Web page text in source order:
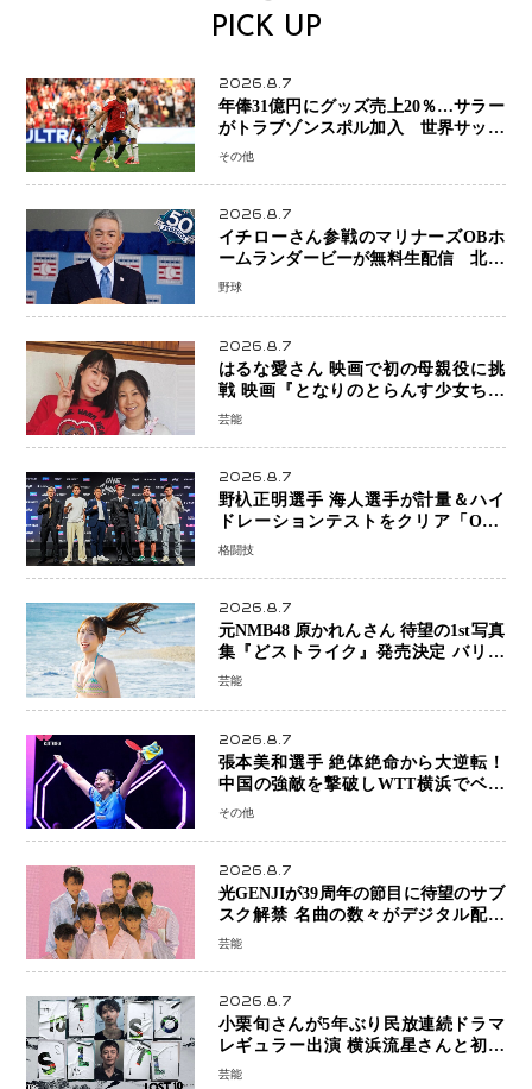
PICK UP
2026.8.7
年俸31億円にグッズ売上20％…サラー
がトラブゾンスポル加入 世界サッカ
ーは「五大リーグ一強」から新時代へ
その他
2026.8.7
イチローさん参戦のマリナーズOBホ
ームランダービーが無料生配信 北米
ならではの“魅せる興行”に世界が注目
野球
2026.8.7
はるな愛さん 映画で初の母親役に挑
戦 映画『となりのとらんす少女ちゃ
ん』11月7日公開 未来の自分との対話
芸能
2026.8.7
野杁正明選手 海人選手が計量＆ハイ
ドレーションテストをクリア「ONE
SAMURAI 2」決戦へ万全の準備整う
格闘技
2026.8.7
元NMB48 原かれんさん 待望の1st写真
集『どストライク』発売決定 バリで
魅せる25歳の新境地
芸能
2026.8.7
張本美和選手 絶体絶命から大逆転！
中国の強敵を撃破しWTT横浜でベス
ト8進出
その他
2026.8.7
光GENJIが39周年の節目に待望のサブ
スク解禁 名曲の数々がデジタル配信
へ 40周年へ向け1年間で全作品を順次
芸能
2026.8.7
小栗旬さんが5年ぶり民放連続ドラマ
レギュラー出演 横浜流星さんと初共
演『LOST10』で異色バディ結成
芸能